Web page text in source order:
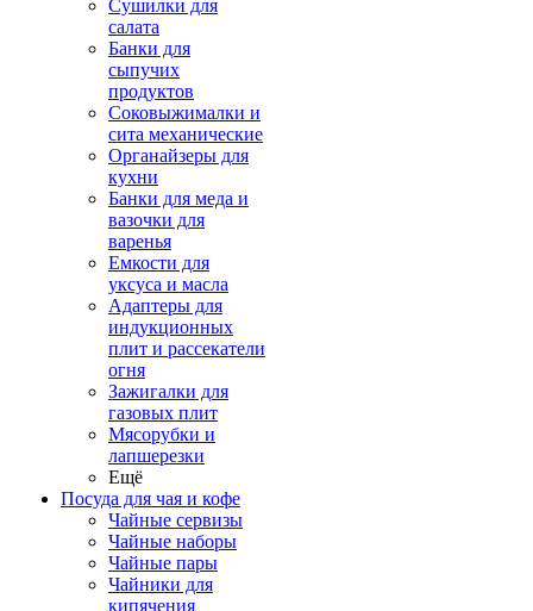
Сушилки для
салата
Банки для
сыпучих
продуктов
Соковыжималки и
сита механические
Органайзеры для
кухни
Банки для меда и
вазочки для
варенья
Емкости для
уксуса и масла
Адаптеры для
индукционных
плит и рассекатели
огня
Зажигалки для
газовых плит
Мясорубки и
лапшерезки
Ещё
Посуда для чая и кофе
Чайные сервизы
Чайные наборы
Чайные пары
Чайники для
кипячения